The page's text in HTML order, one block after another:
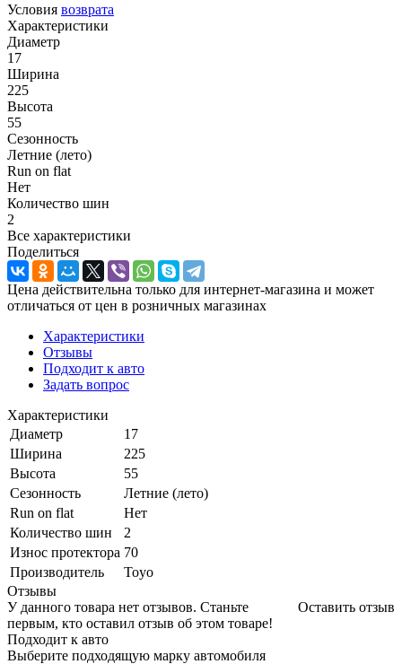
Условия возврата
Характеристики
Диаметр
17
Ширина
225
Высота
55
Сезонность
Летние (лето)
Run on flat
Нет
Количество шин
2
Все характеристики
Поделиться
Цена действительна только для интернет-магазина и может
отличаться от цен в розничных магазинах
Характеристики
Отзывы
Подходит к авто
Задать вопрос
Характеристики
Диаметр
17
Ширина
225
Высота
55
Сезонность
Летние (лето)
Run on flat
Нет
Количество шин
2
Износ протектора 70
Производитель
Toyo
Отзывы
Оставить отзыв
У данного товара нет отзывов. Станьте
первым, кто оставил отзыв об этом товаре!
Подходит к авто
Выберите подходящую марку автомобиля